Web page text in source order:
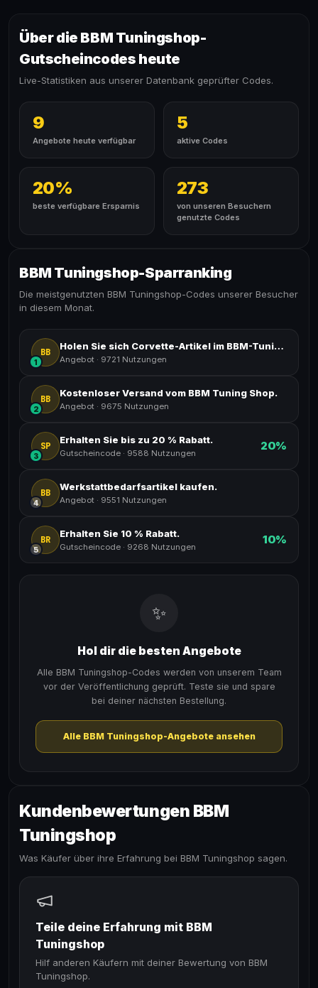
Über die BBM Tuningshop-
Gutscheincodes heute
Live-Statistiken aus unserer Datenbank geprüfter Codes.
9
Angebote heute verfügbar
5
aktive Codes
20%
beste verfügbare Ersparnis
273
von unseren Besuchern
genutzte Codes
BBM Tuningshop-Sparranking
Die meistgenutzten BBM Tuningshop-Codes unserer Besucher
in diesem Monat.
BB
1
Holen Sie sich Corvette-Artikel im BBM-Tuning-Shop.
Angebot · 9721 Nutzungen
BB
2
Kostenloser Versand vom BBM Tuning Shop.
Angebot · 9675 Nutzungen
SP
3
Erhalten Sie bis zu 20 % Rabatt.
Gutscheincode · 9588 Nutzungen
20%
BB
4
Werkstattbedarfsartikel kaufen.
Angebot · 9551 Nutzungen
BR
5
Erhalten Sie 10 % Rabatt.
Gutscheincode · 9268 Nutzungen
10%
✨
Hol dir die besten Angebote
Alle BBM Tuningshop-Codes werden von unserem Team
vor der Veröffentlichung geprüft. Teste sie und spare
bei deiner nächsten Bestellung.
Alle BBM Tuningshop-Angebote ansehen
Kundenbewertungen BBM
Tuningshop
Was Käufer über ihre Erfahrung bei BBM Tuningshop sagen.
Teile deine Erfahrung mit BBM
Tuningshop
Hilf anderen Käufern mit deiner Bewertung von BBM
Tuningshop.